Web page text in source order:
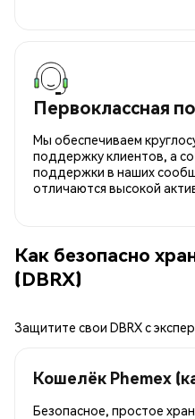
Первоклассная
Мы обеспечиваем
поддержку клиентов, а
поддержки в наших
отличаются высокой
Как безопасно
(DBRX)
Защитите свои DBRX с
Кошелёк Phemex
Безопасное, простое